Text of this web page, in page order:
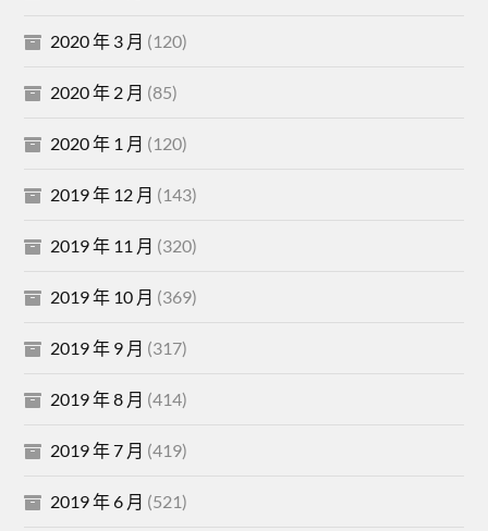
2020 年 3 月 (120)
2020 年 2 月 (85)
2020 年 1 月 (120)
2019 年 12 月 (143)
2019 年 11 月 (320)
2019 年 10 月 (369)
2019 年 9 月 (317)
2019 年 8 月 (414)
2019 年 7 月 (419)
2019 年 6 月 (521)